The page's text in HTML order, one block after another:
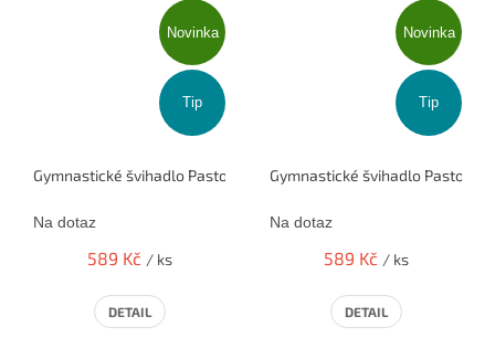
Novinka
Tip
Gymnastické švihadlo Pastorelli 3m New Orleans purpurová
Na dotaz
589 Kč / ks
DETAIL
Novinka
Tip
Gymnastické švihadlo
Na dotaz
589 Kč / ks
DETAIL